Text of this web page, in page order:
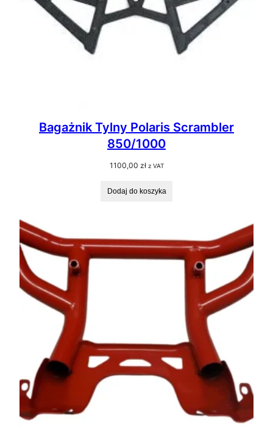
Bagażnik Tylny Polaris Scrambler
850/1000
1100,00 zł z VAT
Dodaj do koszyka